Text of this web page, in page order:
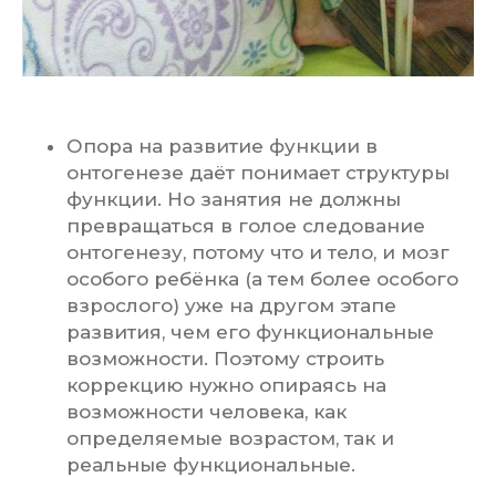
Опора на развитие функции в
онтогенезе даёт понимает структуры
функции. Но занятия не должны
превращаться в голое следование
онтогенезу, потому что и тело, и мозг
особого ребёнка (а тем более особого
взрослого) уже на другом этапе
развития, чем его функциональные
возможности. Поэтому строить
коррекцию нужно опираясь на
возможности человека, как
определяемые возрастом, так и
реальные функциональные.